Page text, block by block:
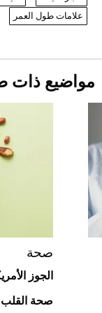
1886 مكانها في عالم الأزياء؟
أغلى
علامات طول العمر
مواضيع ذات
صحة
الجوز
صحة